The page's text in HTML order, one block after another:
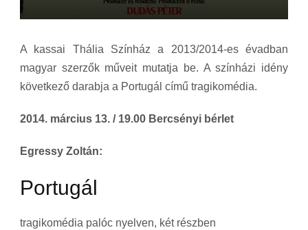
A kassai Thália Színház a 2013/2014-es évadban
magyar szerzők műveit mutatja be. A színházi idény
következő darabja a Portugál című tragikomédia.
2014. március 13. / 19.00 Bercsényi bérlet
Egressy Zoltán:
Portugál
tragikomédia palóc nyelven, két részben